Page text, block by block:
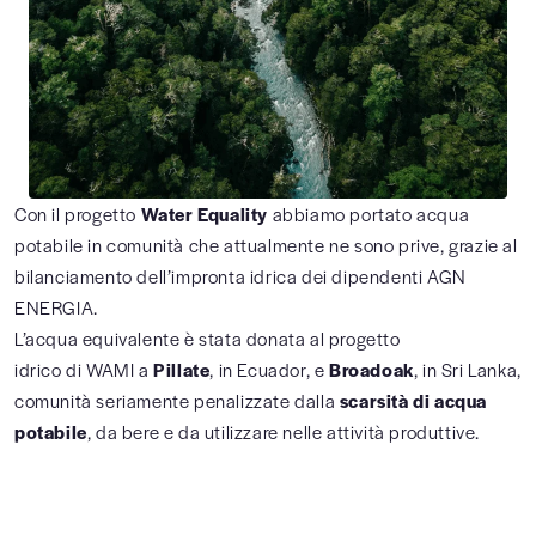
Con il progetto Water Equality abbiamo portato acqua
potabile in comunità che attualmente ne sono prive, grazie al
bilanciamento dell’impronta idrica dei dipendenti AGN
ENERGIA.
L’acqua equivalente è stata donata al progetto
idrico di WAMI aPillate, in Ecuador, eBroadoak, in Sri Lanka,
comunità seriamente penalizzate dalla scarsità di acqua
potabile, da bere e da utilizzare nelle attività produttive.